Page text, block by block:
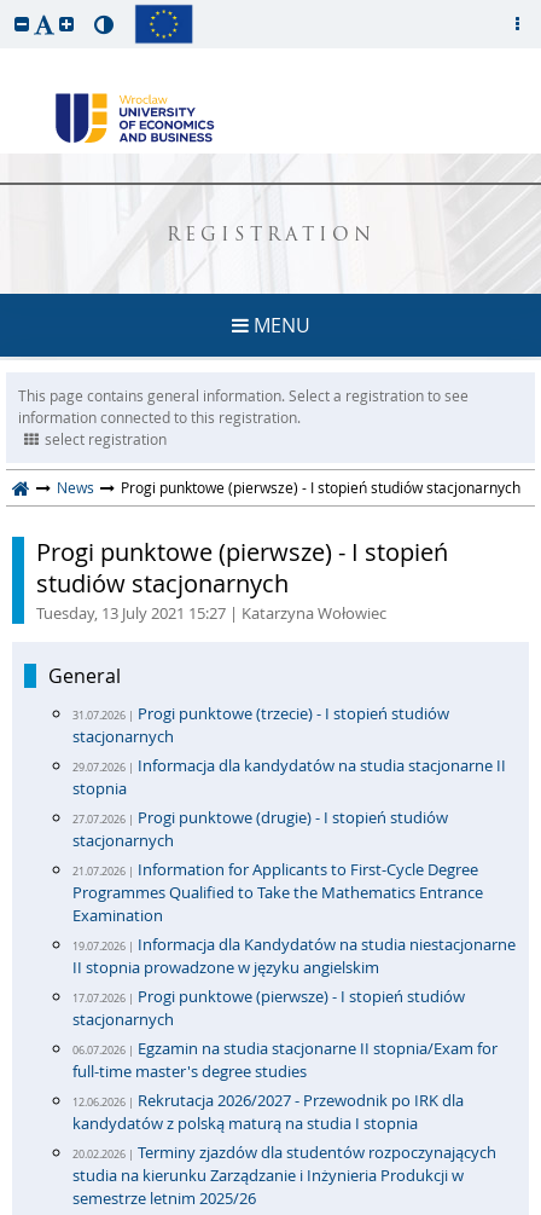
REGISTRATION
MENU
This page contains general information. Select a registration to see
information connected to this registration.
select registration
News Progi punktowe (pierwsze) - I stopień studiów stacjonarnych
Progi punktowe (pierwsze) - I stopień
studiów stacjonarnych
Tuesday, 13 July 2021 15:27 | Katarzyna Wołowiec
General
31.07.2026 | Progi punktowe (trzecie) - I stopień studiów
stacjonarnych
29.07.2026 | Informacja dla kandydatów na studia stacjonarne II
stopnia
27.07.2026 | Progi punktowe (drugie) - I stopień studiów
stacjonarnych
21.07.2026 | Information for Applicants to First-Cycle Degree
Programmes Qualified to Take the Mathematics Entrance
Examination
19.07.2026 | Informacja dla Kandydatów na studia niestacjonarne
II stopnia prowadzone w języku angielskim
17.07.2026 | Progi punktowe (pierwsze) - I stopień studiów
stacjonarnych
06.07.2026 | Egzamin na studia stacjonarne II stopnia/Exam for
full-time master's degree studies
12.06.2026 | Rekrutacja 2026/2027 - Przewodnik po IRK dla
kandydatów z polską maturą na studia I stopnia
20.02.2026 | Terminy zjazdów dla studentów rozpoczynających
studia na kierunku Zarządzanie i Inżynieria Produkcji w
semestrze letnim 2025/26